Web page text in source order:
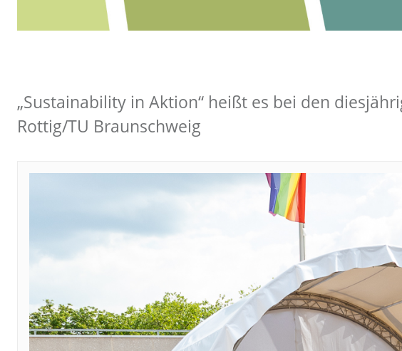
„Sustainability in Aktion“ heißt es bei den
Rottig/TU Braunschweig